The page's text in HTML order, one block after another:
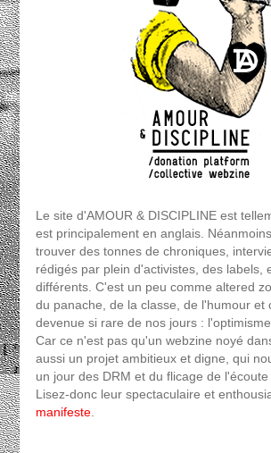
Le site d'AMOUR & DISCIPLINE est
est principalement en anglais.
trouver des tonnes de chroniques,
rédigés par plein d'activistes, des labels,
différents. C'est un peu comme altered
du panache, de la classe, de l'humour et
devenue si rare de nos jours : l'optimisme.
Car ce n'est pas qu'un webzine noyé
aussi un projet ambitieux et digne, qui
un jour des DRM et du flicage de l'écoute
Lisez-donc leur spectaculaire et
manifeste.